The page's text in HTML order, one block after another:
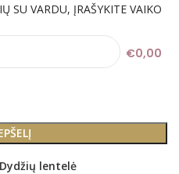
SU VARDU, ĮRAŠYKITE VAIKO
€0,00
Dydžių lentelė